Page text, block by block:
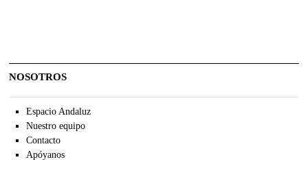
NOSOTROS
Espacio Andaluz
Nuestro equipo
Contacto
Apóyanos